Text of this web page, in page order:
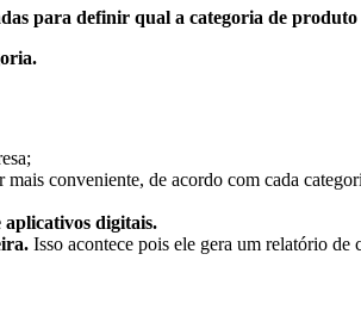
para definir qual a categoria de produto
conveniente, de acordo com cada
digitais.
Isso acontece pois ele gera um relatório